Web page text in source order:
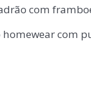
com
com